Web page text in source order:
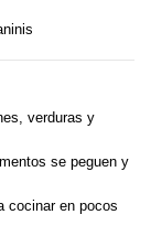
verduras y
se peguen y
cocinar en pocos